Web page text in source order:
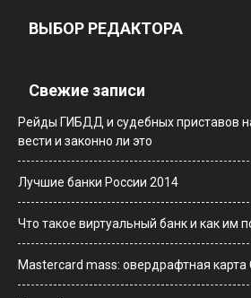
ВЫБОР РЕДАКТОРА
Свежие записи
Рейды ГИБДД и судебных приставов
вести и законно ли это
Лучшие банки России 2014
Что такое виртуальный банк и как им
Мastercard mass: овердрафтная карта